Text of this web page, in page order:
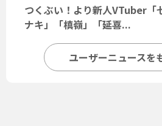
つくぶい！より新人VTuber「
ナキ」「槙嶺」「延喜...
ユーザーニュースを